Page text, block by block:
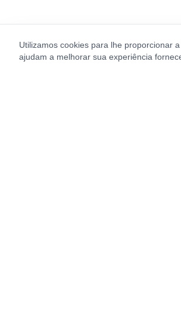
Utilizamos cookies para lhe proporcionar
ajudam a melhorar sua experiência